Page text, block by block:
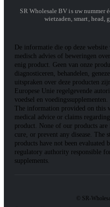
SR Wholesale BV is uw
wietzaden, smart, head,
De informatie die op deze
medisch advies of beweringen
enig product. Geen van onze
diagnosticeren, behandelen,
uitspraken over deze producten
Europese Unie regelgevende
voedsel en voedingssupplementen.
The information provided on this
medical advice or claims
product. None of our products are
cure, or prevent any disease. The
products have not been evaluated
regulatory authority responsible
supplements.
© SR-